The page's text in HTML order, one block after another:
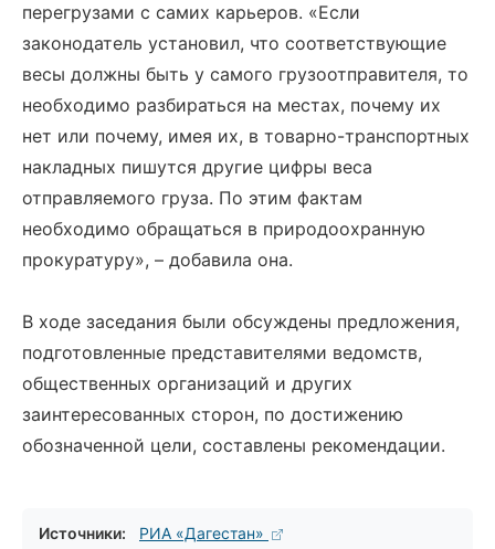
перегрузами с самих карьеров. «Если
законодатель установил, что соответствующие
весы должны быть у самого грузоотправителя, то
необходимо разбираться на местах, почему их
нет или почему, имея их, в товарно-транспортных
накладных пишутся другие цифры веса
отправляемого груза. По этим фактам
необходимо обращаться в природоохранную
прокуратуру», – добавила она.
В ходе заседания были обсуждены предложения,
подготовленные представителями ведомств,
общественных организаций и других
заинтересованных сторон, по достижению
обозначенной цели, составлены рекомендации.
Источники: РИА «Дагестан»